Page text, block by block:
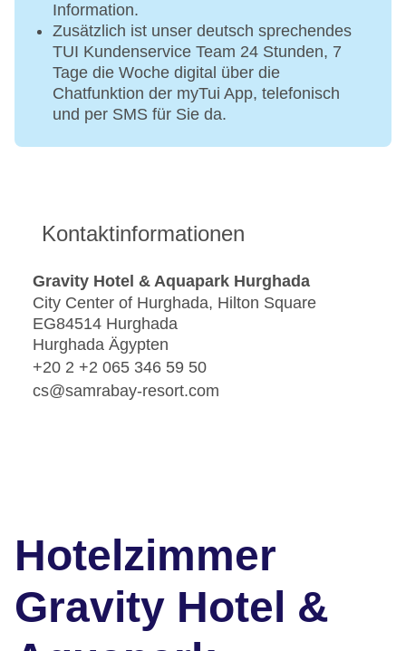
Information.
Zusätzlich ist unser deutsch sprechendes
TUI Kundenservice Team 24 Stunden, 7
Tage die Woche digital über die
Chatfunktion der myTui App, telefonisch
und per SMS für Sie da.
Kontaktinformationen
Gravity Hotel & Aquapark Hurghada
City Center of Hurghada, Hilton Square
EG84514 Hurghada
Hurghada Ägypten
+20 2 +2 065 346 59 50
cs@samrabay-resort.com
Hotelzimmer
Gravity Hotel &